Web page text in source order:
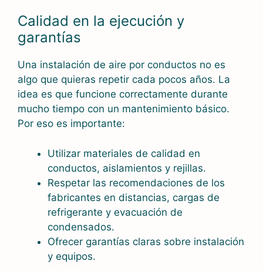
Calidad en la ejecución y
garantías
Una instalación de aire por conductos no es
algo que quieras repetir cada pocos años. La
idea es que funcione correctamente durante
mucho tiempo con un mantenimiento básico.
Por eso es importante:
Utilizar materiales de calidad en
conductos, aislamientos y rejillas.
Respetar las recomendaciones de los
fabricantes en distancias, cargas de
refrigerante y evacuación de
condensados.
Ofrecer garantías claras sobre instalación
y equipos.